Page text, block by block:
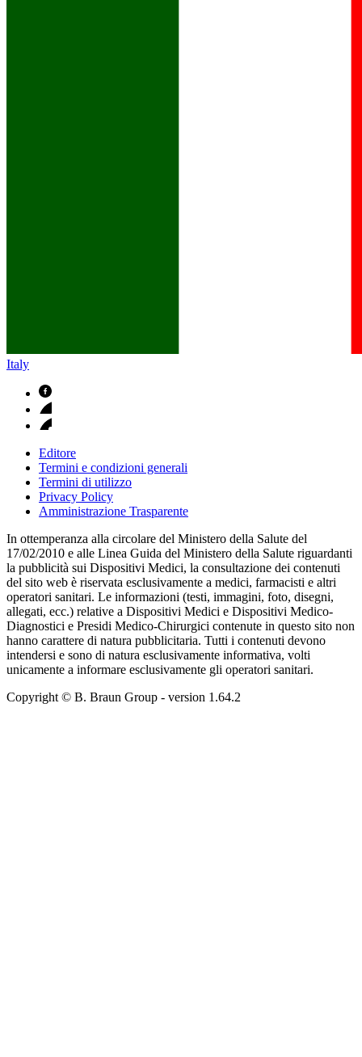
Italy
Editore
Termini e condizioni generali
Termini di utilizzo
Privacy Policy
Amministrazione Trasparente
In ottemperanza alla circolare del Ministero della Salute del
17/02/2010 e alle Linea Guida del Ministero della Salute riguardanti
la pubblicità sui Dispositivi Medici, la consultazione dei contenuti
del sito web è riservata esclusivamente a medici, farmacisti e altri
operatori sanitari. Le informazioni (testi, immagini, foto, disegni,
allegati, ecc.) relative a Dispositivi Medici e Dispositivi Medico-
Diagnostici e Presidi Medico-Chirurgici contenute in questo sito non
hanno carattere di natura pubblicitaria. Tutti i contenuti devono
intendersi e sono di natura esclusivamente informativa, volti
unicamente a informare esclusivamente gli operatori sanitari.
Copyright © B. Braun Group - version 1.64.2